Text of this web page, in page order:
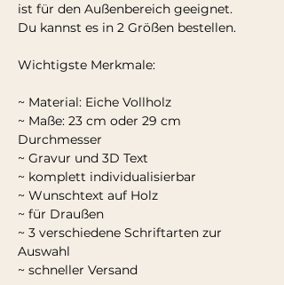
ist für den Außenbereich geeignet.
Du kannst es in 2 Größen bestellen.
Wichtigste Merkmale:
~ Material: Eiche Vollholz
~ Maße: 23 cm oder 29 cm
Durchmesser
~ Gravur und 3D Text
~ komplett individualisierbar
~ Wunschtext auf Holz
~ für Draußen
~ 3 verschiedene Schriftarten zur
Auswahl
~ schneller Versand